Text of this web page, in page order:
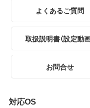
よくあるご質問
取扱説明書（設定動画
お問合せ
対応OS